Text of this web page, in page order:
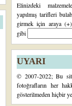
Elinizdeki
yapılmış tarifleri
girmek için araya
gibi
UYARI
© 2007-2022; Bu
fotoğrafların her
gösterilmeden hiçbir